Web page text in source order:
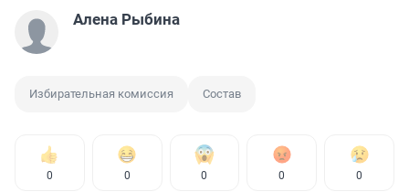
Алена Рыбина
Избирательная комиссия Состав
0 0 0 0 0